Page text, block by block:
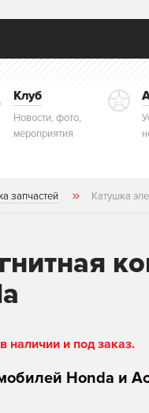
Клуб
Новости, фото,
мероприятия
запчастей Катушка
наличии и под заказ.
Honda и